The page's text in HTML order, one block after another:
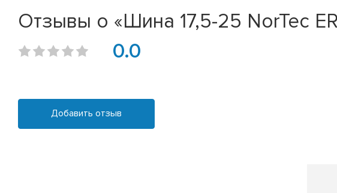
Отзывы о «Шина 17,5-25 NorTec
0.0
Добавить отзыв